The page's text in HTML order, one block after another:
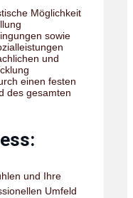
Möglichkeit
sowie
und
einen festen
des gesamten
und Ihre
Umfeld